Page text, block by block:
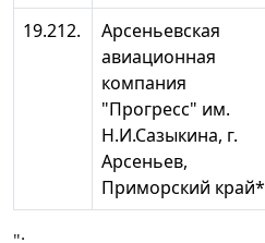
19.212.
Арсеньевская
авиационная
компания
"Прогресс" им.
Н.И.Сазыкина, г.
Арсеньев,
Приморский край*